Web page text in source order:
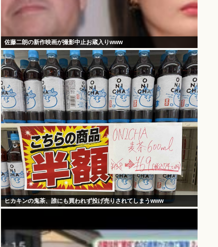
佐藤二朗の新作映画が撮影中止お蔵入りwww
ヒカキンの鬼茶、誰にも買われず投げ売りされてしまうwww